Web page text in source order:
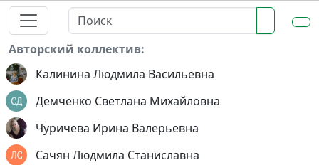
Авторский коллектив:
Калинина Людмила Васильевна
Демченко Светлана Михайловна
Чуричева Ирина Валерьевна
Сачян Людмила Станиславна